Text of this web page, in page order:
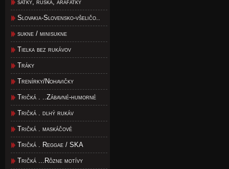
satky, rúška, arafatky
Slovakia-Slovensko-všeličo..
sukne / minisukne
Tielka bez rukávov
Tráky
Trenírky/Nohavičky
Tričká . ..Zábavné-humorné
Tričká . dlhý rukáv
Tričká . maskáčové
Tričká . Reggae / SKA
Tričká ...Rôzne motívy